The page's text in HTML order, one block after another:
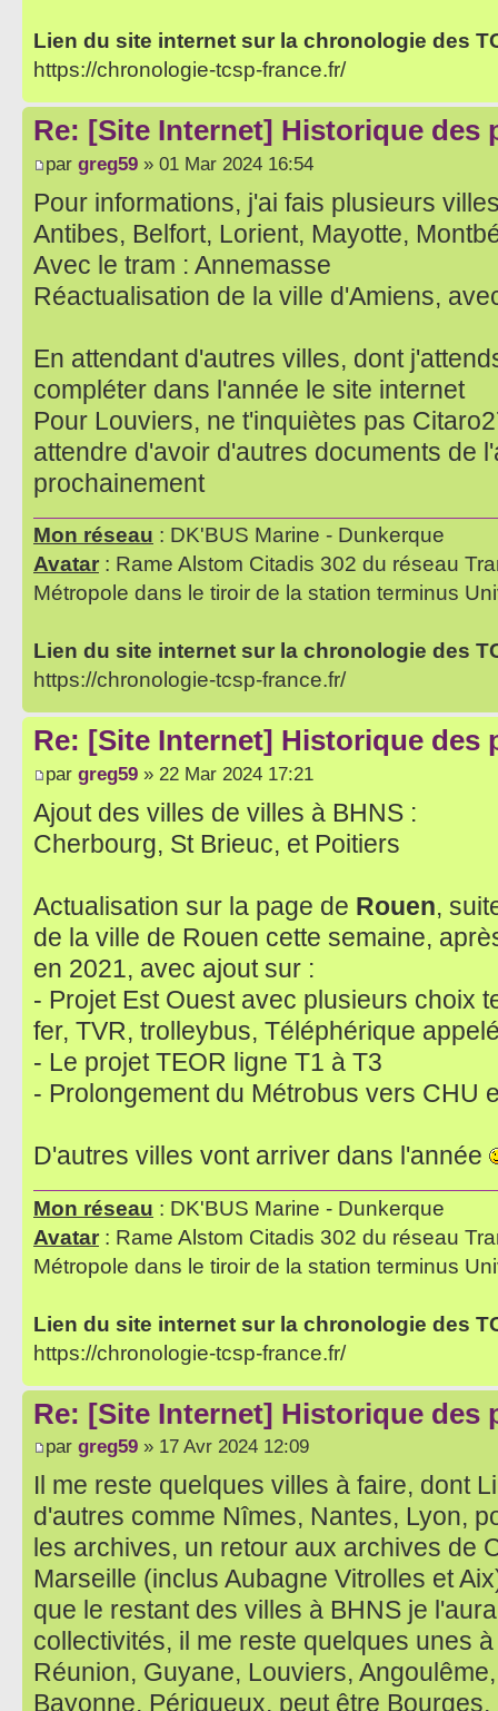
Lien du site internet sur la chronologie des
https://chronologie-tcsp-france.fr/
Re: [Site Internet] Historique des
par greg59 » 01 Mar 2024 16:54
Pour informations, j'ai fais plusieurs
Antibes, Belfort, Lorient, Mayotte,
Avec le tram : Annemasse
Réactualisation de la ville d'Amiens,
En attendant d'autres villes, dont
compléter dans l'année le site internet
Pour Louviers, ne t'inquiètes pas
attendre d'avoir d'autres documents de
prochainement
Mon réseau : DK'BUS Marine - Dunkerque
Avatar : Rame Alstom Citadis 302 du réseau
Métropole dans le tiroir de la station terminus
Lien du site internet sur la chronologie des
https://chronologie-tcsp-france.fr/
Re: [Site Internet] Historique des
par greg59 » 22 Mar 2024 17:21
Ajout des villes de villes à BHNS :
Cherbourg, St Brieuc, et Poitiers
Actualisation sur la page de Rouen,
de la ville de Rouen cette semaine,
en 2021, avec ajout sur :
- Projet Est Ouest avec plusieurs choix
fer, TVR, trolleybus, Téléphérique
- Le projet TEOR ligne T1 à T3
- Prolongement du Métrobus vers CHU
D'autres villes vont arriver dans l'année
Mon réseau : DK'BUS Marine - Dunkerque
Avatar : Rame Alstom Citadis 302 du réseau
Métropole dans le tiroir de la station terminus
Lien du site internet sur la chronologie des
https://chronologie-tcsp-france.fr/
Re: [Site Internet] Historique des
par greg59 » 17 Avr 2024 12:09
Il me reste quelques villes à faire, dont
d'autres comme Nîmes, Nantes, Lyon,
les archives, un retour aux archives de
Marseille (inclus Aubagne Vitrolles et
que le restant des villes à BHNS je
collectivités, il me reste quelques unes
Réunion, Guyane, Louviers,
Bayonne, Périgueux, peut être